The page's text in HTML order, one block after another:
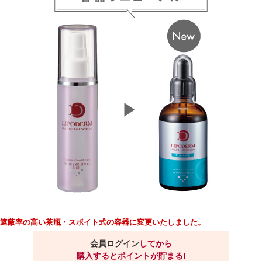
遮蔽率の高い茶瓶・スポイト式の容器に変更いたしました。
会員ログインしてから
購入するとポイントが貯まる!